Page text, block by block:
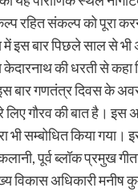
रहित संकल्प को पूरा
में इस बार पिछले साल से
केदारनाथ की धरती से
बार गणतंत्र दिवस के
लिए गौरव की बात है।
भी सम्बोधित किया गया।
पूर्व ब्लॉक प्रमुख
विकास अधिकारी मनीष